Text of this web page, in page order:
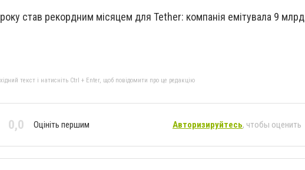
став рекордним місяцем для Tether: компанія емітувала 9 млрд
текст і натисніть Ctrl + Enter, щоб повідомити про це редакцію
0,0 Оцініть першим Авторизируйтесь, чтобы оценить